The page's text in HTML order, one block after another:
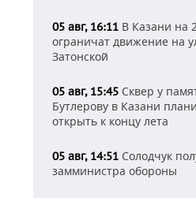
05 авг, 16:11 В Казани на
ограничат движение на
Затонской
05 авг, 15:45 Сквер у
Бутлерову в Казани
открыть к концу лета
05 авг, 14:51 Солодчук
замминистра обороны